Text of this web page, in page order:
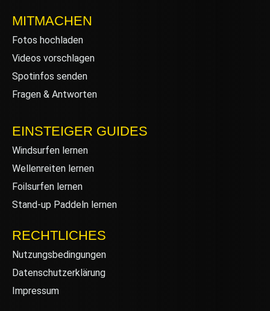
MITMACHEN
Fotos hochladen
Videos vorschlagen
Spotinfos senden
Fragen & Antworten
EINSTEIGER GUIDES
Windsurfen lernen
Wellenreiten lernen
Foilsurfen lernen
Stand-up Paddeln lernen
RECHTLICHES
Nutzungsbedingungen
Datenschutzerklärung
Impressum